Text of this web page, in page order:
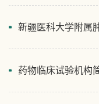
药物临床试验机构